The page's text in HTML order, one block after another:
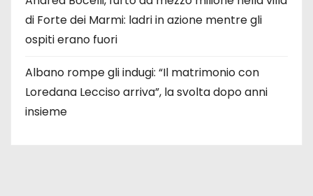
di Forte dei Marmi: ladri in azione mentre gli
ospiti erano fuori
Albano rompe gli indugi: “Il matrimonio con
Loredana Lecciso arriva”, la svolta dopo anni
insieme